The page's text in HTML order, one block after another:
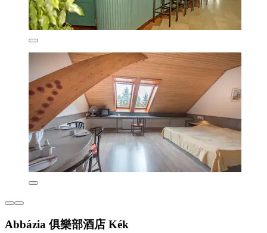
Abbázia 俱樂部酒店 Kék